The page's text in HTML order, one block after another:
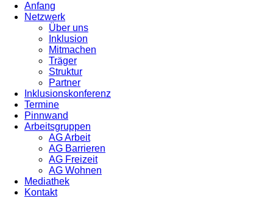
Anfang
Netzwerk
Über uns
Inklusion
Mitmachen
Träger
Struktur
Partner
Inklusionskonferenz
Termine
Pinnwand
Arbeitsgruppen
AG Arbeit
AG Barrieren
AG Freizeit
AG Wohnen
Mediathek
Kontakt